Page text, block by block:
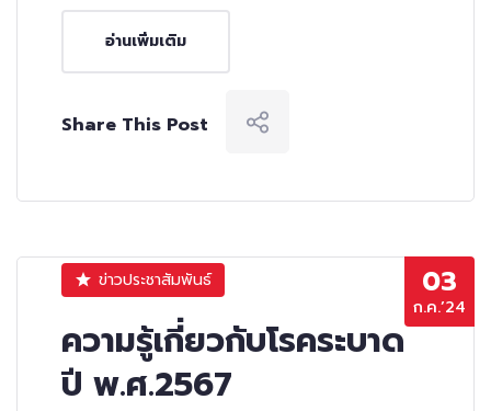
อ่านเพิ่มเติม
Share This Post
03
ก.ค.’24
ข่าวประชาสัมพันธ์
ความรู้เกี่ยวกับโรคระบาด
ปี พ.ศ.2567